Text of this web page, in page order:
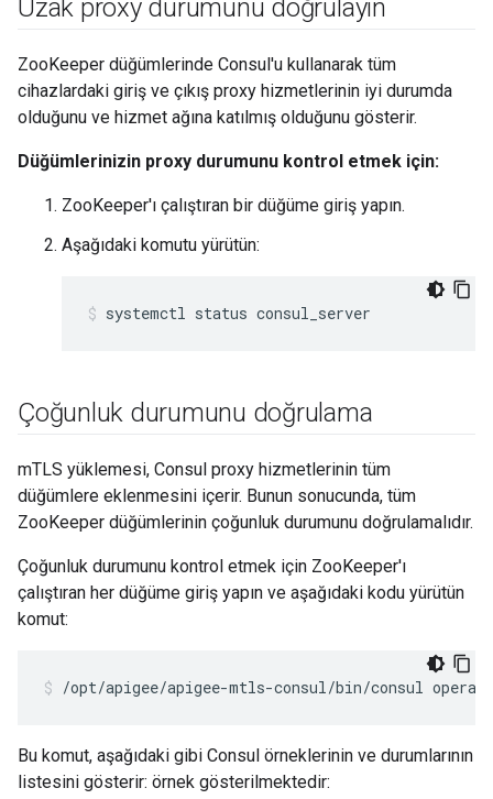
Uzak proxy durumunu doğrulayın
ZooKeeper düğümlerinde Consul'u kullanarak tüm
cihazlardaki giriş ve çıkış proxy hizmetlerinin iyi durumda
olduğunu ve hizmet ağına katılmış olduğunu gösterir.
Düğümlerinizin proxy durumunu kontrol etmek için:
ZooKeeper'ı çalıştıran bir düğüme giriş yapın.
Aşağıdaki komutu yürütün:
systemctl status consul_server
Çoğunluk durumunu doğrulama
mTLS yüklemesi, Consul proxy hizmetlerinin tüm
düğümlere eklenmesini içerir. Bunun sonucunda, tüm
ZooKeeper düğümlerinin çoğunluk durumunu doğrulamalıdır.
Çoğunluk durumunu kontrol etmek için ZooKeeper'ı
çalıştıran her düğüme giriş yapın ve aşağıdaki kodu yürütün
komut:
/opt/apigee/apigee-mtls-consul/bin/consul
Bu komut, aşağıdaki gibi Consul örneklerinin ve durumlarının
listesini gösterir: örnek gösterilmektedir: